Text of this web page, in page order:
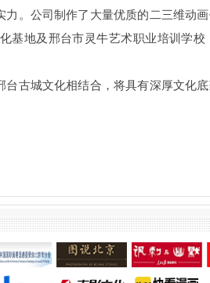
。公司制作了大量优质的二三维动
基地及邢台市灵牛艺术职业培训学
古城文化相结合，将具有深厚文化